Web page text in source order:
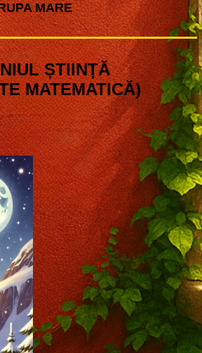
MARE
ȘTIINȚĂ
MATEMATICĂ)